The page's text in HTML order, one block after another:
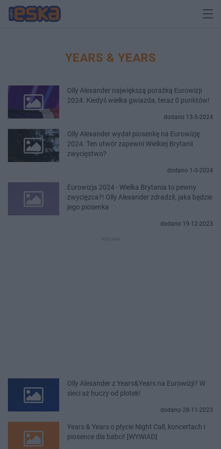
YEARS & YEARS
Olly Alexander największą porażką Eurowizji
2024. Kiedyś wielka gwiazda, teraz 0 punktów!
dodano 13-5-2024
Olly Alexander wydał piosenkę na Eurowizję
2024. Ten utwór zapewni Wielkiej Brytanii
zwycięstwo?
dodano 1-3-2024
Eurowizja 2024 - Wielka Brytania to pewny
zwycięzca?! Olly Alexander zdradził, jaka będzie
jego piosenka
dodano 19-12-2023
Olly Alexander z Years&Years na Eurowizji? W
sieci aż huczy od plotek!
dodano 28-11-2023
Years & Years o płycie Night Call, koncertach i
piosence dla babci! [WYWIAD]